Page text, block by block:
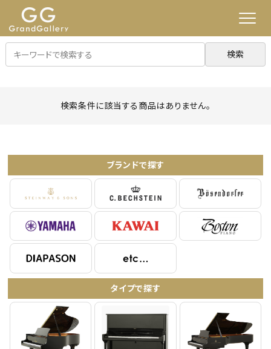
検索
検索条件に該当する商品はありません。
ブランドで探す
タイプで探す